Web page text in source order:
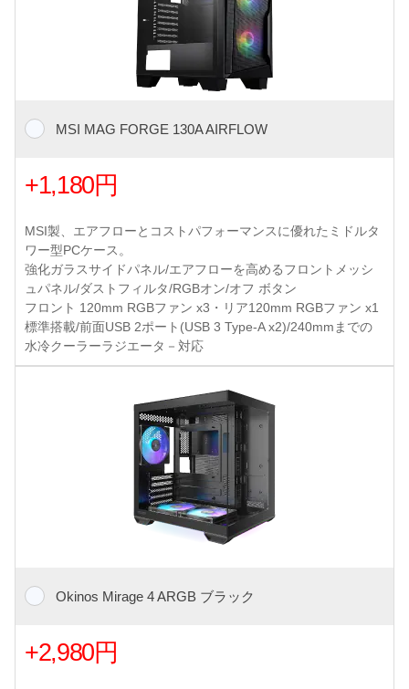
MSI MAG FORGE 130A AIRFLOW
+1,180円
MSI製、エアフローとコストパフォーマンスに優れたミドルタ
ワー型PCケース。
強化ガラスサイドパネル/エアフローを高めるフロントメッシ
ュパネル/ダストフィルタ/RGBオン/オフ ボタン
フロント 120mm RGBファン x3・リア120mm RGBファン x1
標準搭載/前面USB 2ポート(USB 3 Type-A x2)/240mmまでの
水冷クーラーラジエータ－対応
Okinos Mirage 4 ARGB ブラック
+2,980円